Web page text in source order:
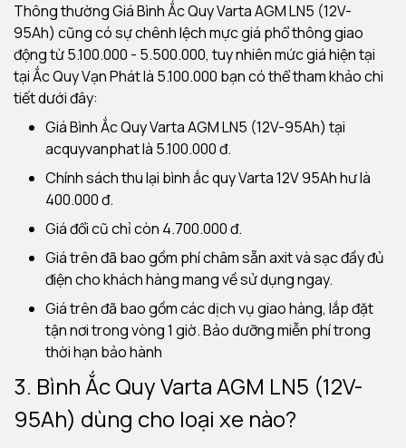
Thông thường Giá Bình Ắc Quy Varta AGM LN5 (12V-
95Ah) cũng có sự chênh lệch mực giá phổ thông giao
động từ 5.100.000 - 5.500.000, tuy nhiên mức giá hiện tại
tại Ắc Quy Vạn Phát là 5.100.000 bạn có thể tham khảo chi
tiết dưới đây:
Giá Bình Ắc Quy Varta AGM LN5 (12V-95Ah) tại
acquyvanphat là 5.100.000 đ.
Chính sách thu lại bình ắc quy Varta 12V 95Ah hư là
400.000 đ.
Giá đổi cũ chỉ còn 4.700.000 đ.
Giá trên đã bao gồm phí châm sẵn axit và sạc đầy đủ
điện cho khách hàng mang về sử dụng ngay.
Giá trên đã bao gồm các dịch vụ giao hàng, lắp đặt
tận nơi trong vòng 1 giờ. Bảo dưỡng miễn phí trong
thời hạn bảo hành
3. Bình Ắc Quy Varta AGM LN5 (12V-
95Ah) dùng cho loại xe nào?